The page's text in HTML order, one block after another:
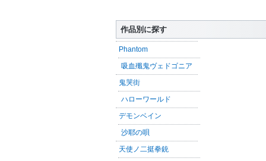
作品別に探す
Phantom
吸血殲鬼ヴェドゴニア
鬼哭街
ハローワールド
デモンベイン
沙耶の唄
天使ノ二挺拳銃